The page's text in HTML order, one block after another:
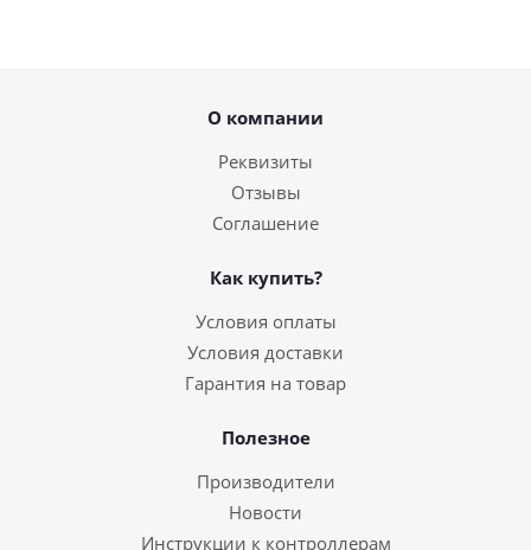
О компании
Реквизиты
Отзывы
Соглашение
Как купить?
Условия оплаты
Условия доставки
Гарантия на товар
Полезное
Производители
Новости
Инструкции к контроллерам